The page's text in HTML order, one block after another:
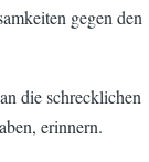
gegen den
die schrecklichen
erinnern.